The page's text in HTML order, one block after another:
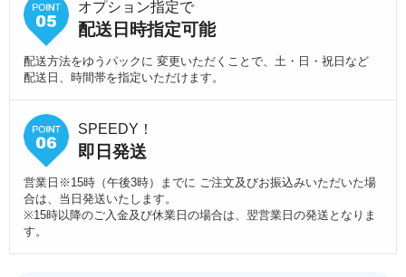
オプション指定で
配送日時指定可能
配送方法をゆうパックに 変更いただくことで、土・日・祝日など
配送日、時間帯を指定いただけます。
SPEEDY！
即日発送
営業日※15時（午後3時）までに ご注文及びお振込みいただいた場
合は、当日発送いたします。
※15時以降のご入金及び休業日の場合は、翌営業日の発送となりま
す。